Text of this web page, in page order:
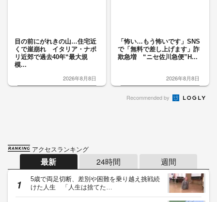
目の前にがれきの山…住宅近
くで崖崩れ イタリア・ナポ
リ近郊で過去40年“最大規
模...
2026年8月8日
「怖い…もう怖いです」SNS
で「無料で差し上げます」詐
欺急増 “ニセ佐川急便”H...
2026年8月8日
Recommended by
アクセスランキング
最新 24時間 週間
5歳で両足切断、差別や困難を乗り越え挑戦続
けた人生 「人生は捨てた…